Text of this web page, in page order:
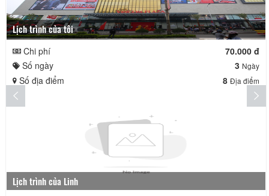
Lịch trình của tôi
Chi phí
70.000 đ
Số ngày
3 Ngày
Số địa điểm 8 Địa điểm
Lịch trình của Linh